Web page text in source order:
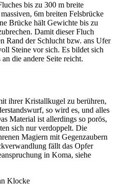
bis zu 300 m breite
6m breiten Felsbrücke
Brücke hält Gewichte bis zu
Damit dieser Fluch
Rand der Schlucht bzw. ans Ufer
Steine vor sich. Es bildet sich
die andere Seite reicht.
ihrer Kristallkugel zu berühren,
so wird es, und alles
Material ist allerdings so porös,
sich nur verdoppelt. Die
Magiern mit Gegenzaubern
fällt das Opfer
in Koma, siehe
Klocke